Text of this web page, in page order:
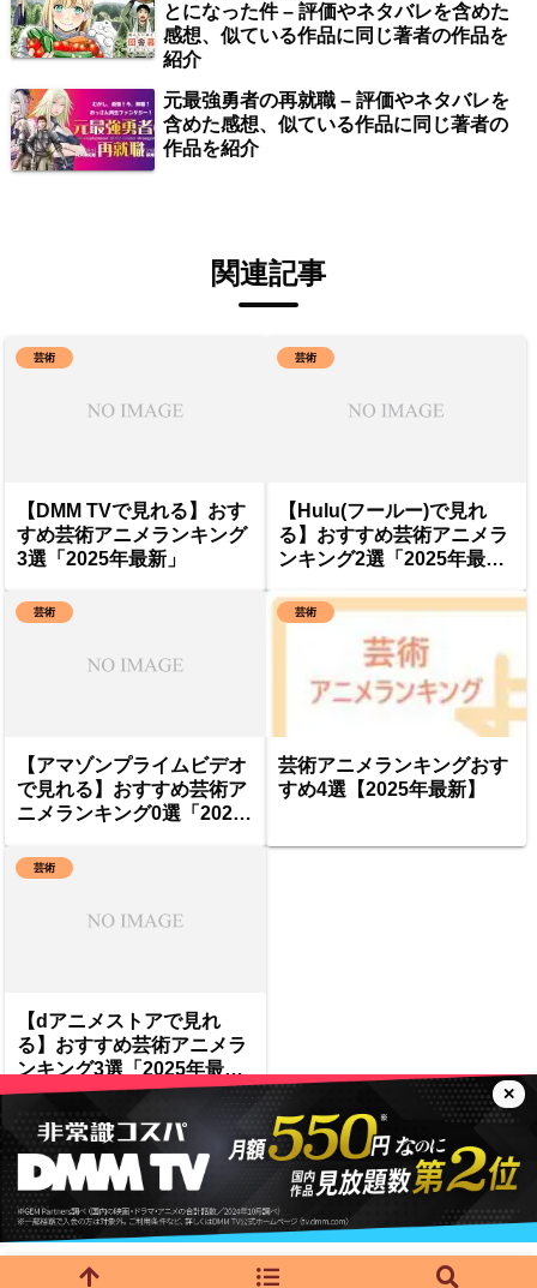
✕
とになった件 – 評価やネタバレを含めた
感想、似ている作品に同じ著者の作品を
紹介
元最強勇者の再就職 – 評価やネタバレを
含めた感想、似ている作品に同じ著者の
作品を紹介
関連記事
芸術
【DMM TVで見れる】おす
すめ芸術アニメランキング
3選「2025年最新」
芸術
【Hulu(フールー)で見れ
る】おすすめ芸術アニメラ
ンキング2選「2025年最
芸術
【アマゾンプライムビデオ
で見れる】おすすめ芸術ア
ニメランキング0選「2025
芸術
芸術アニメランキングおす
すめ4選【2025年最新】
芸術
【dアニメストアで見れ
る】おすすめ芸術アニメラ
ンキング3選「2025年最
新」
トップベージ プライバシーポリシー
© 2024 みるよむよろずや.